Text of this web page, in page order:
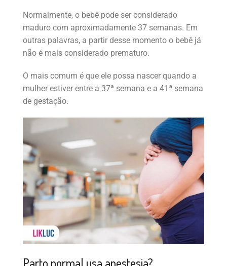
Normalmente, o bebê pode ser considerado
maduro com aproximadamente 37 semanas. Em
outras palavras, a partir desse momento o bebê já
não é mais considerado prematuro.
O mais comum é que ele possa nascer quando a
mulher estiver entre a 37ª semana e a 41ª semana
de gestação.